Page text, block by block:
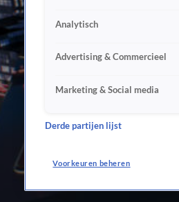
Analytisch
Advertising & Commercieel
Marketing & Social media
Derde partijen lijst
Voorkeuren beheren